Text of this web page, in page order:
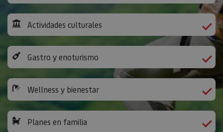
Actividades culturales
Gastro y enoturismo
Wellness y bienestar
Planes en familia